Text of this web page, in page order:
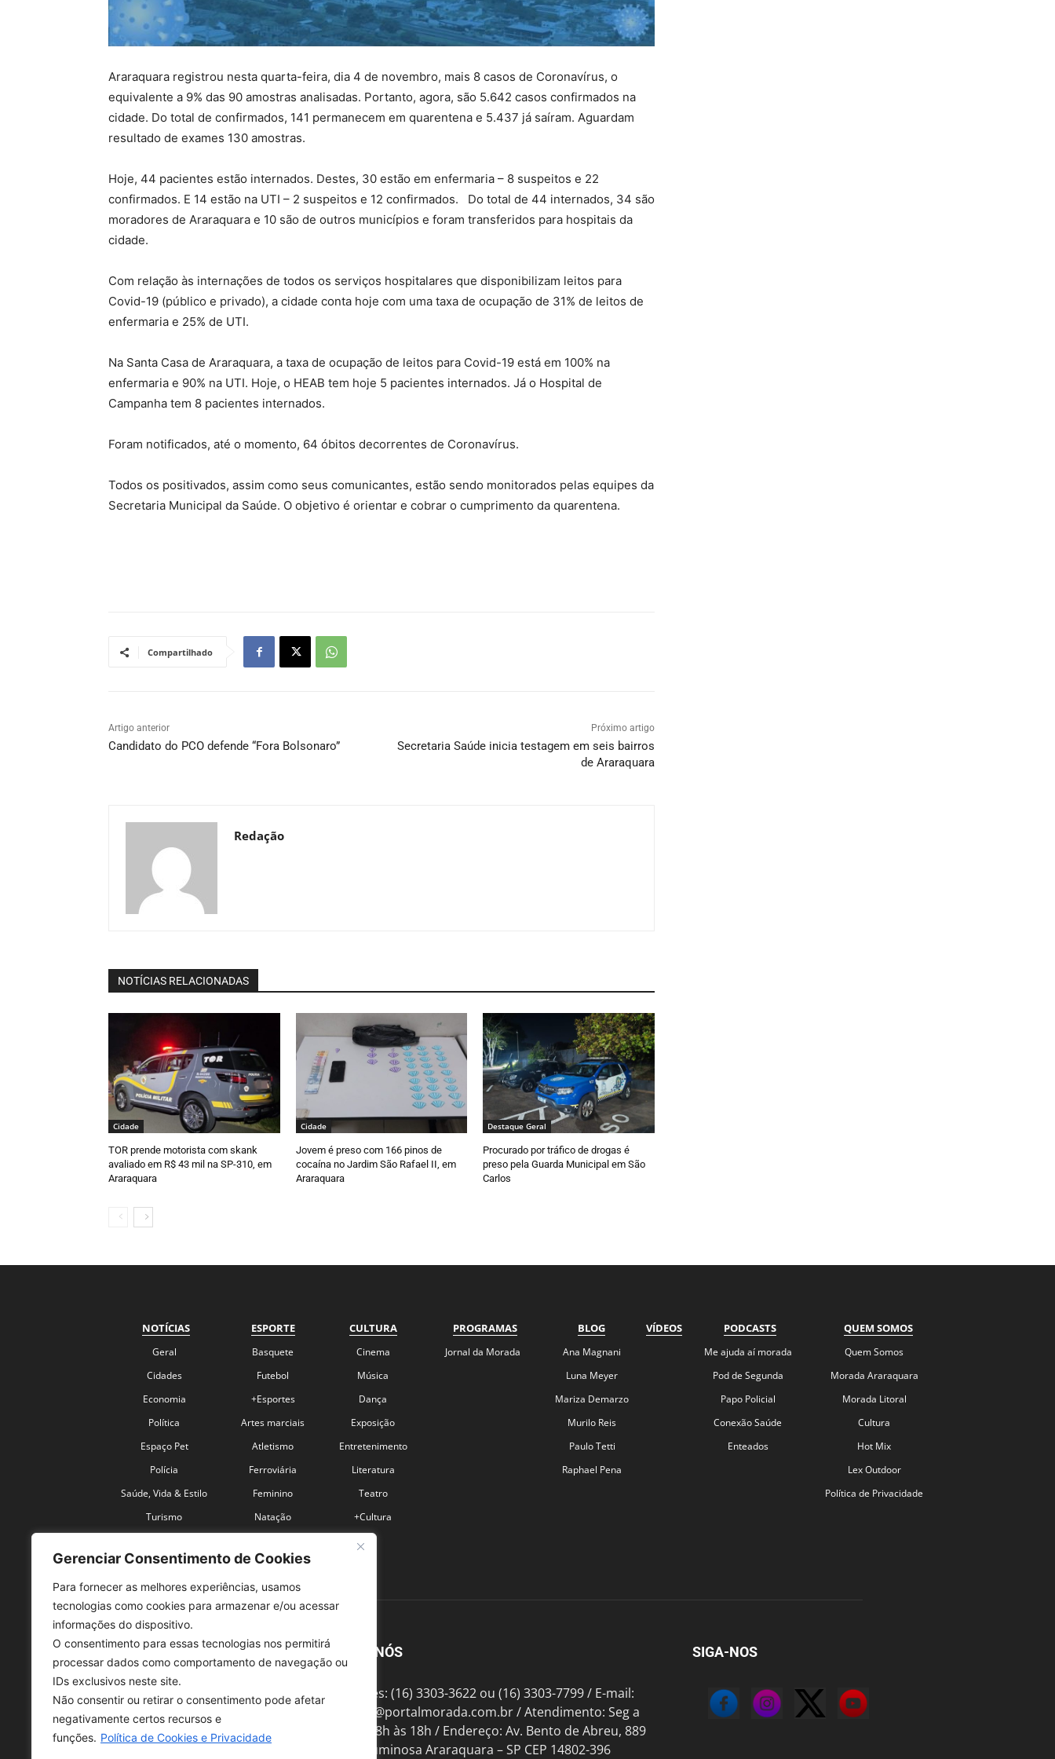
Gerenciar Consentimento de Cookies
Para fornecer as melhores experiências, usamos
tecnologias como cookies para armazenar e/ou acessar
informações do dispositivo.
O consentimento para essas tecnologias nos permitirá
processar dados como comportamento de navegação ou
IDs exclusivos neste site.
Não consentir ou retirar o consentimento pode afetar
negativamente certos recursos e
funções. Política de Cookies e Privacidade
Araraquara registrou nesta quarta-feira, dia 4 de novembro, mais 8 casos de Coronavírus, o
equivalente a 9% das 90 amostras analisadas. Portanto, agora, são 5.642 casos confirmados na
cidade. Do total de confirmados, 141 permanecem em quarentena e 5.437 já saíram. Aguardam
resultado de exames 130 amostras.
Hoje, 44 pacientes estão internados. Destes, 30 estão em enfermaria – 8 suspeitos e 22
confirmados. E 14 estão na UTI – 2 suspeitos e 12 confirmados. Do total de 44 internados, 34 são
moradores de Araraquara e 10 são de outros municípios e foram transferidos para hospitais da
cidade.
Com relação às internações de todos os serviços hospitalares que disponibilizam leitos para
Covid-19 (público e privado), a cidade conta hoje com uma taxa de ocupação de 31% de leitos de
enfermaria e 25% de UTI.
Na Santa Casa de Araraquara, a taxa de ocupação de leitos para Covid-19 está em 100% na
enfermaria e 90% na UTI. Hoje, o HEAB tem hoje 5 pacientes internados. Já o Hospital de
Campanha tem 8 pacientes internados.
Foram notificados, até o momento, 64 óbitos decorrentes de Coronavírus.
Todos os positivados, assim como seus comunicantes, estão sendo monitorados pelas equipes da
Secretaria Municipal da Saúde. O objetivo é orientar e cobrar o cumprimento da quarentena.
Compartilhado
Artigo anterior
Candidato do PCO defende “Fora Bolsonaro”
Próximo artigo
Secretaria Saúde inicia testagem em seis bairros
de Araraquara
Redação
NOTÍCIAS RELACIONADAS
Cidade
TOR prende motorista com skank
avaliado em R$ 43 mil na SP-310, em
Araraquara
Cidade
Jovem é preso com 166 pinos de
cocaína no Jardim São Rafael II, em
Araraquara
Destaque Geral
Procurado por tráfico de drogas é
preso pela Guarda Municipal em São
Carlos
NOTÍCIAS
Geral
Cidades
Economia
Política
Espaço Pet
Polícia
Saúde, Vida & Estilo
Turismo
ESPORTE
Basquete
Futebol
+Esportes
Artes marciais
Atletismo
Ferroviária
Feminino
Natação
CULTURA
Cinema
Música
Dança
Exposição
Entretenimento
Literatura
Teatro
+Cultura
PROGRAMAS
Jornal da Morada
BLOG
Ana Magnani
Luna Meyer
Mariza Demarzo
Murilo Reis
Paulo Tetti
Raphael Pena
VÍDEOS PODCASTS
Me ajuda aí morada
Pod de Segunda
Papo Policial
Conexão Saúde
Enteados
QUEM SOMOS
Quem Somos
Morada Araraquara
Morada Litoral
Cultura
Hot Mix
Lex Outdoor
Política de Privacidade
SOBRE NÓS
Telefones: (16) 3303-3622 ou (16) 3303-7799 / E-mail:
contato@portalmorada.com.br/ Atendimento: Seg a
Sex das 8h às 18h / Endereço: Av. Bento de Abreu, 889
Fonte Luminosa Araraquara – SP CEP 14802-396
SIGA-NOS